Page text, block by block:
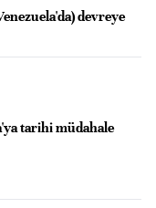
devreye
tarihi müdahale